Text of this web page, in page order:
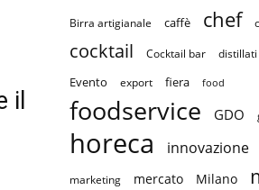
il
Birra artigianale caffè chef
cocktail Cocktail bar distillati
Evento export fiera food
foodservice GDO
horeca innovazione
marketing mercato Milano